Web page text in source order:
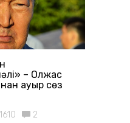
– Олжас
ауыр сөз
2